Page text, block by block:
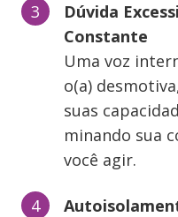
Dúvida
Constante
Uma voz
o(a)
suas
minando sua
você agir.